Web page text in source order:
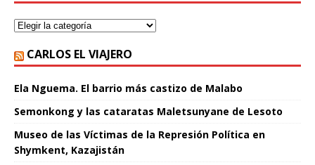
CARLOS EL VIAJERO
Ela Nguema. El barrio más castizo de Malabo
Semonkong y las cataratas Maletsunyane de Lesoto
Museo de las Víctimas de la Represión Política en
Shymkent, Kazajistán